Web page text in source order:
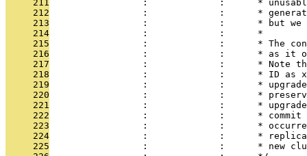
     211
:             :      *
     212
:             :      *
     213
:             :      * but
     214
                 :             :      *
     215
:             :      * The
     216
:             :      * as it
     217
:             :      * Note
     218
:             :      * ID as
     219
:             :      *
     220
:             :      *
     221
:             :      *
     222
:             :      *
     223
:             :      *
     224
:             :      *
     225
:             :      * new